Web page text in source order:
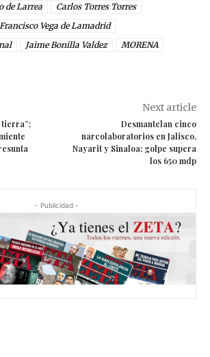
de Larrea
Carlos Torres Torres
Francisco Vega de Lamadrid
Jaime Bonilla Valdez
MORENA
tierra”:
Next article
Desmantelan cinco
narcolaboratorios en Jalisco,
Nayarit y Sinaloa; golpe supera
los 650 mdp
- Publicidad -